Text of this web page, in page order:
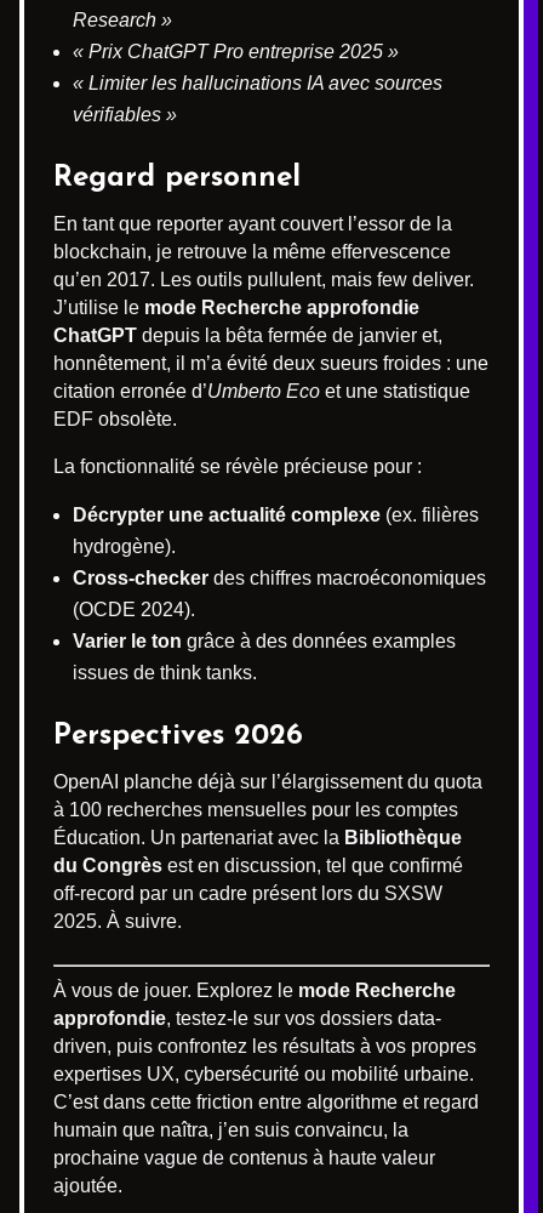
Research »
« Prix ChatGPT Pro entreprise 2025 »
« Limiter les hallucinations IA avec sources
vérifiables »
Regard personnel
En tant que reporter ayant couvert l’essor de la
blockchain, je retrouve la même effervescence
qu’en 2017. Les outils pullulent, mais few deliver.
J’utilise le mode Recherche approfondie
ChatGPT depuis la bêta fermée de janvier et,
honnêtement, il m’a évité deux sueurs froides : une
citation erronée d’Umberto Eco et une statistique
EDF obsolète.
La fonctionnalité se révèle précieuse pour :
Décrypter une actualité complexe (ex. filières
hydrogène).
Cross-checker des chiffres macroéconomiques
(OCDE 2024).
Varier le ton grâce à des données examples
issues de think tanks.
Perspectives 2026
OpenAI planche déjà sur l’élargissement du quota
à 100 recherches mensuelles pour les comptes
Éducation. Un partenariat avec la Bibliothèque
du Congrès est en discussion, tel que confirmé
off-record par un cadre présent lors du SXSW
2025. À suivre.
À vous de jouer. Explorez le mode Recherche
approfondie, testez-le sur vos dossiers data-
driven, puis confrontez les résultats à vos propres
expertises UX, cybersécurité ou mobilité urbaine.
C’est dans cette friction entre algorithme et regard
humain que naîtra, j’en suis convaincu, la
prochaine vague de contenus à haute valeur
ajoutée.